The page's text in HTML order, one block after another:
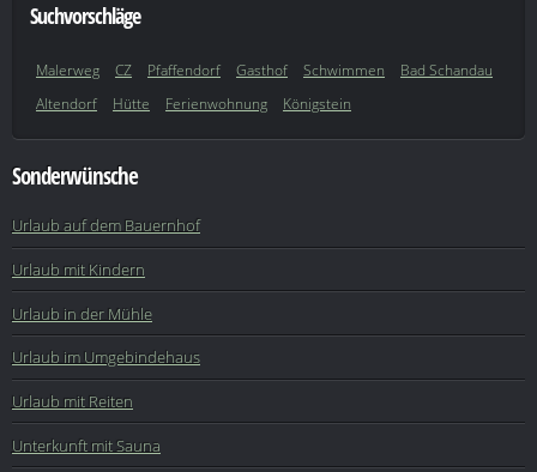
Suchvorschläge
Malerweg CZ Pfaffendorf Gasthof Schwimmen
Bad Schandau
Altendorf
Hütte Ferienwohnung Königstein
Sonderwünsche
Urlaub auf dem Bauernhof
Urlaub mit Kindern
Urlaub in der Mühle
Urlaub im Umgebindehaus
Urlaub mit Reiten
Unterkunft mit Sauna